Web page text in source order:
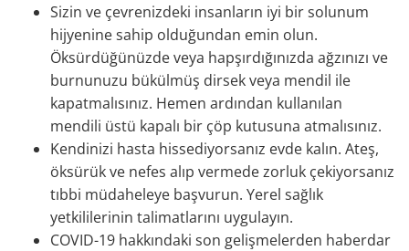
Sizin ve çevrenizdeki insanların iyi bir solunum
hijyenine sahip olduğundan emin olun.
Öksürdüğünüzde veya hapşırdığınızda ağzınızı ve
burnunuzu bükülmüş dirsek veya mendil ile
kapatmalısınız. Hemen ardından kullanılan
mendili üstü kapalı bir çöp kutusuna atmalısınız.
Kendinizi hasta hissediyorsanız evde kalın. Ateş,
öksürük ve nefes alıp vermede zorluk çekiyorsanız
tıbbi müdaheleye başvurun. Yerel sağlık
yetkililerinin talimatlarını uygulayın.
COVID-19 hakkındaki son gelişmelerden haberdar